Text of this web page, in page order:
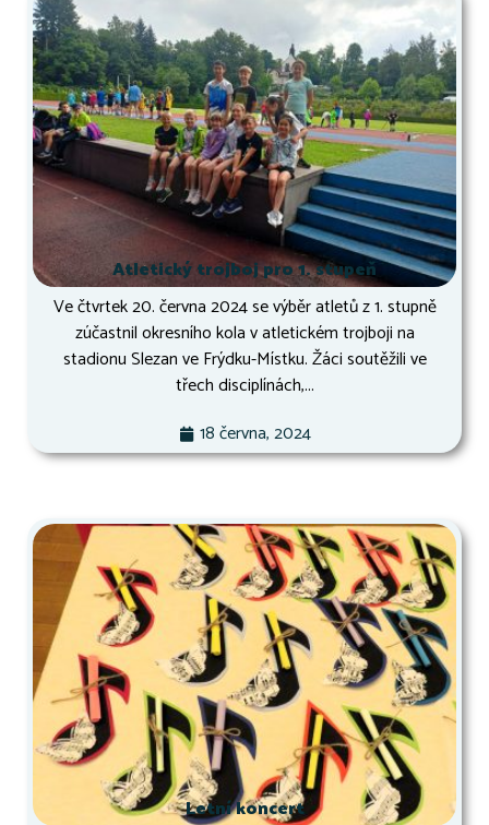
Atletický trojboj pro 1. stupeň
Ve čtvrtek 20. června 2024 se výběr atletů z 1. stupně
zúčastnil okresního kola v atletickém trojboji na
stadionu Slezan ve Frýdku-Místku. Žáci soutěžili ve
třech disciplínách,...
18 června, 2024
Letní koncert